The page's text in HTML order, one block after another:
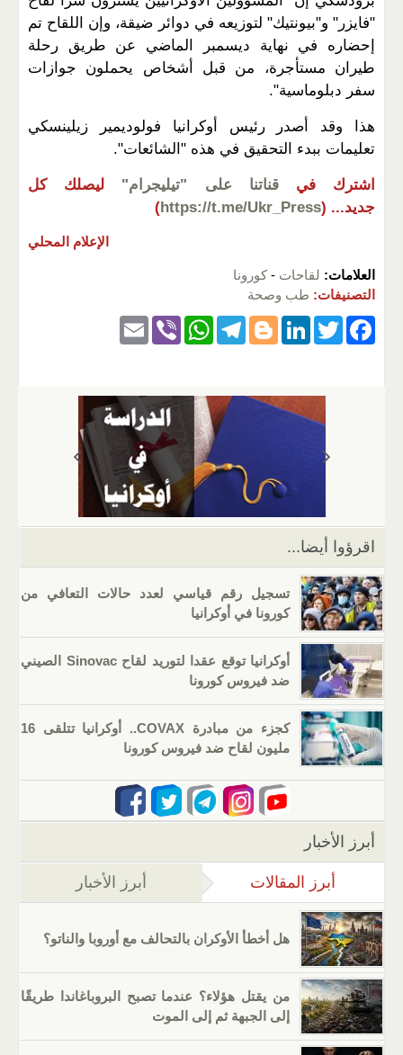
"فايزر" و"بيونتيك" لتوزيعه في دوائر ضيقة، وإن اللقاح تم
إحضاره في نهاية ديسمبر الماضي عن طريق رحلة
طيران مستأجرة، من قبل أشخاص يحملون جوازات
سفر دبلوماسية".
هذا وقد أصدر رئيس أوكرانيا فولوديمير زيلينسكي
تعليمات ببدء التحقيق في هذه "الشائعات".
اشترك في قناتنا على "تيليجرام"
ليصلك كل
جديد... (
https://t.me/Ukr_Press
)
الإعلام المحلي
العلامات: لقاحات - كورونا
التصنيفات: طب وصحة
F
k
T
er
Li
e
n
Bl
T
gr
a
m
W
s
A
p
p
Vi
اقرؤوا أيضا...
تسجيل رقم قياسي لعدد حالات التعافي من
كورونا في أوكرانيا
أوكرانيا توقع عقدا لتوريد لقاح Sinovac الصيني
ضد فيروس كورونا
كجزء من مبادرة COVAX.. أوكرانيا تتلقى 16
مليون لقاح ضد فيروس كورونا
أبرز الأخبار
أبرز المقالات (علامة التبويب النشطة)
أبرز الأخبار
هل أخطأ الأوكران بالتحالف مع أوروبا والناتو؟
من يقتل هؤلاء؟ عندما تصبح البروباغاندا طريقًا
إلى الجبهة ثم إلى الموت